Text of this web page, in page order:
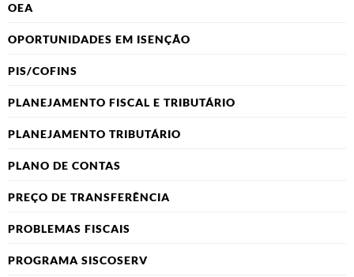
OEA
OPORTUNIDADES EM ISENÇÃO
PIS/COFINS
PLANEJAMENTO FISCAL E TRIBUTÁRIO
PLANEJAMENTO TRIBUTÁRIO
PLANO DE CONTAS
PREÇO DE TRANSFERÊNCIA
PROBLEMAS FISCAIS
PROGRAMA SISCOSERV